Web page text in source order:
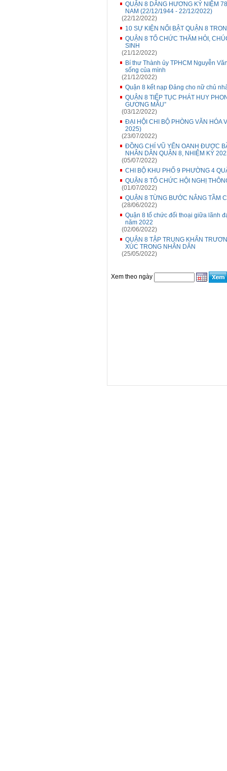
QUẬN 8 DÂNG HƯƠNG KỶ NIỆM
NAM (22/12/1944 - 22/12/2022)
(22/12/2022)
10 SỰ KIỆN NỔI BẬT QUẬN 8
QUẬN 8 TỔ CHỨC THĂM HỎI,
SINH
(21/12/2022)
Bí thư Thành ủy TPHCM Nguyễn
sống của mình
(21/12/2022)
Quận 8 kết nạp Đảng cho nữ chủ
QUẬN 8 TIẾP TỤC PHÁT HUY
GƯƠNG MẪU”
(03/12/2022)
ĐẠI HỘI CHI BỘ PHÒNG VĂN HÓA
2025)
(23/07/2022)
ĐỒNG CHÍ VŨ YẾN OANH ĐƯỢC
NHÂN DÂN QUẬN 8, NHIỆM KỲ
(05/07/2022)
CHI BỘ KHU PHỐ 9 PHƯỜNG 4
QUẬN 8 TỔ CHỨC HỘI NGHỊ
(01/07/2022)
QUẬN 8 TỪNG BƯỚC NÂNG TẦM
(28/06/2022)
Quận 8 tổ chức đối thoại giữa lãnh
năm 2022
(02/06/2022)
QUẬN 8 TẬP TRUNG KHẨN
XÚC TRONG NHÂN DÂN
(25/05/2022)
Xem theo ngày